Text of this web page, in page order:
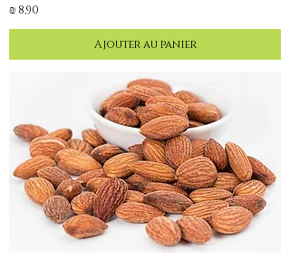
Prix
8,90 ₪
Ajouter au panier